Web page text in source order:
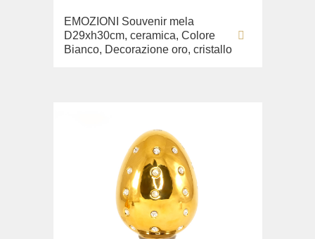
EMOZIONI Souvenir mela
D29xh30cm, ceramica, Colore
Bianco, Decorazione oro, cristallo